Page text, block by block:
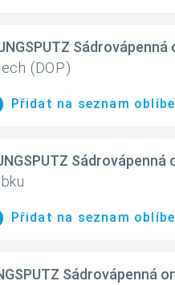
(DOP)
Přidat na seznam
Přidat na seznam
Sádrovápenná